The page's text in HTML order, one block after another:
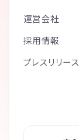
運営会社
採用情報
プレスリリース